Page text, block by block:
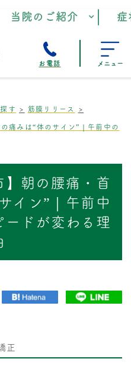
当院のご紹介
お電話 メニュー
す
筋膜リリース
痛みは“体のサイン”｜午前中の
】朝の腰痛・首
イン”｜午前中
ドが変わる理
正